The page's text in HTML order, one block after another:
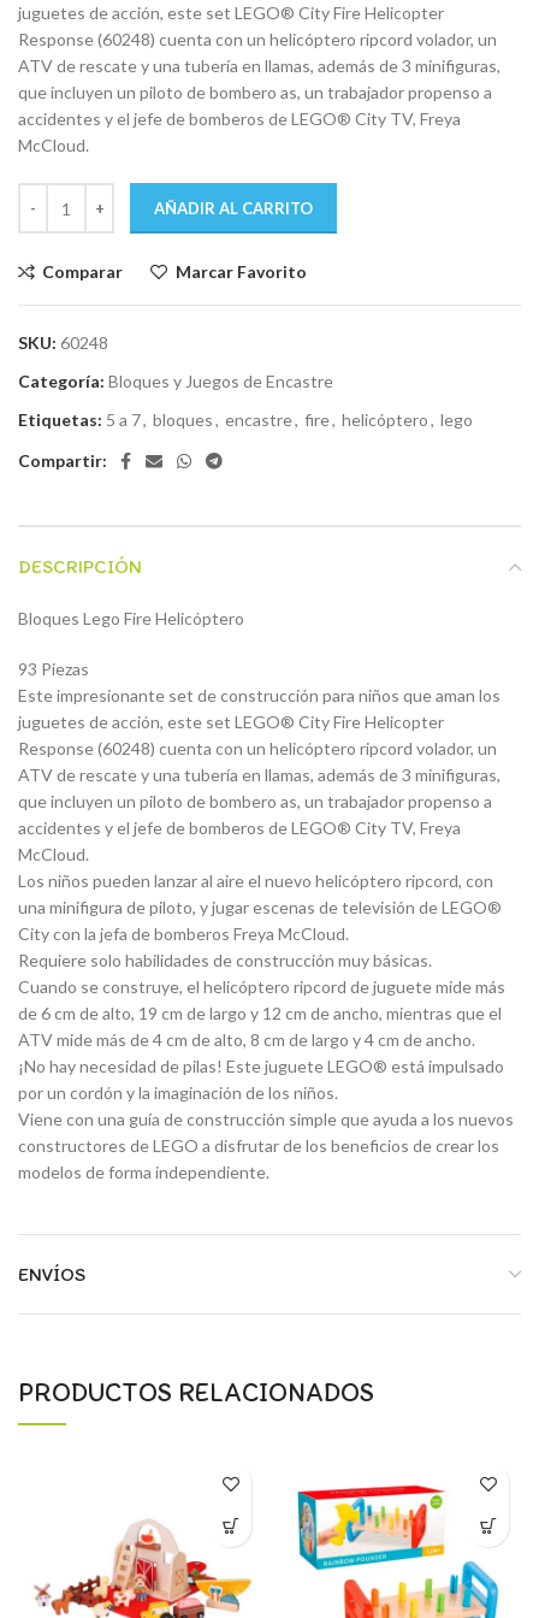
juguetes de acción, este set LEGO® City Fire Helicopter
Response (60248) cuenta con un helicóptero ripcord volador, un
ATV de rescate y una tubería en llamas, además de 3 minifiguras,
que incluyen un piloto de bombero as, un trabajador propenso a
accidentes y el jefe de bomberos de LEGO® City TV, Freya
McCloud.
AÑADIR AL CARRITO
Comparar Marcar Favorito
SKU: 60248
Categoría: Bloques y Juegos de Encastre
Etiquetas: 5 a 7, bloques, encastre, fire, helicóptero, lego
Compartir:
DESCRIPCIÓN
Bloques Lego Fire Helicóptero
93 Piezas
Este impresionante set de construcción para niños que aman los
juguetes de acción, este set LEGO® City Fire Helicopter
Response (60248) cuenta con un helicóptero ripcord volador, un
ATV de rescate y una tubería en llamas, además de 3 minifiguras,
que incluyen un piloto de bombero as, un trabajador propenso a
accidentes y el jefe de bomberos de LEGO® City TV, Freya
McCloud.
Los niños pueden lanzar al aire el nuevo helicóptero ripcord, con
una minifigura de piloto, y jugar escenas de televisión de LEGO®
City con la jefa de bomberos Freya McCloud.
Requiere solo habilidades de construcción muy básicas.
Cuando se construye, el helicóptero ripcord de juguete mide más
de 6 cm de alto, 19 cm de largo y 12 cm de ancho, mientras que el
ATV mide más de 4 cm de alto, 8 cm de largo y 4 cm de ancho.
¡No hay necesidad de pilas! Este juguete LEGO® está impulsado
por un cordón y la imaginación de los niños.
Viene con una guía de construcción simple que ayuda a los nuevos
constructores de LEGO a disfrutar de los beneficios de crear los
modelos de forma independiente.
ENVÍOS
PRODUCTOS RELACIONADOS